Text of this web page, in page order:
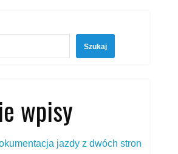
Szukaj
wpisy
jazdy z dwóch stron